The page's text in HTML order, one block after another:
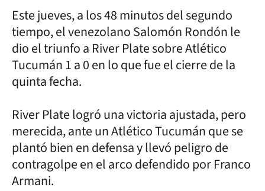
Este jueves, a los 48 minutos del segundo
tiempo, el venezolano Salomón Rondón le
dio el triunfo a River Plate sobre Atlético
Tucumán 1 a 0 en lo que fue el cierre de la
quinta fecha.
River Plate logró una victoria ajustada, pero
merecida, ante un Atlético Tucumán que se
plantó bien en defensa y llevó peligro de
contragolpe en el arco defendido por Franco
Armani.